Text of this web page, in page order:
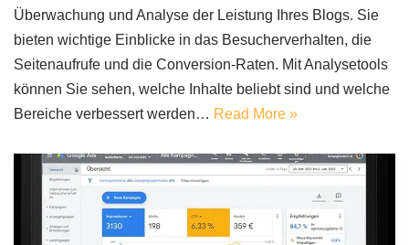
Überwachung und Analyse der Leistung Ihres Blogs. Sie
bieten wichtige Einblicke in das Besucherverhalten, die
Seitenaufrufe und die Conversion-Raten. Mit Analysetools
können Sie sehen, welche Inhalte beliebt sind und welche
Bereiche verbessert werden… Read More »